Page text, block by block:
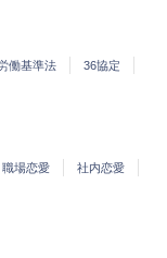
働基準法
36協定
職場恋愛
社内恋愛